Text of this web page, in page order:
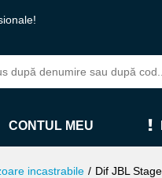
CONTUL MEU
incastrabile / Dif JBL